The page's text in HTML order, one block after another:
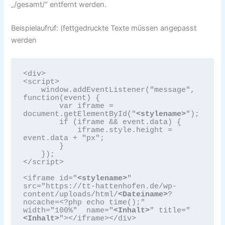
„/gesamt/“ entfernt werden.
Beispielaufruf: (fettgedruckte Texte müssen angepasst
werden
<div>
<script>
function(event) {
document.getElementById("<stylename>");
event.data + "px";
</script>
<iframe id="<stylename>"
src="https://tt-hattenhofen.de/wp-
content/uploads/html/<Dateiname>?
nocache=<?php echo time();"
width="100%"  name="<Inhalt>" title="
<Inhalt>"></iframe></div>